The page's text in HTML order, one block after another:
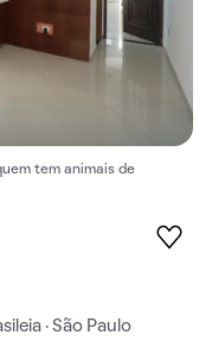
tem animais de
· São Paulo